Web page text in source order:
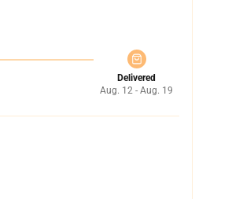
Delivered
Aug. 12 - Aug. 19